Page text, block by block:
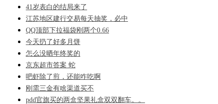
41岁表白的结局来了
江苏地区建行交易每天抽奖，必中
QQ顶部下拉福袋刚两个0.66
今天扔了好多月饼
怎么没晒年终奖的
京东超市答案 蛇
吧虾除了煎，还能咋吃啊
刚需三金有啥渠道买不
pdd官旗买的两盒坚果礼盒双双翻车。。